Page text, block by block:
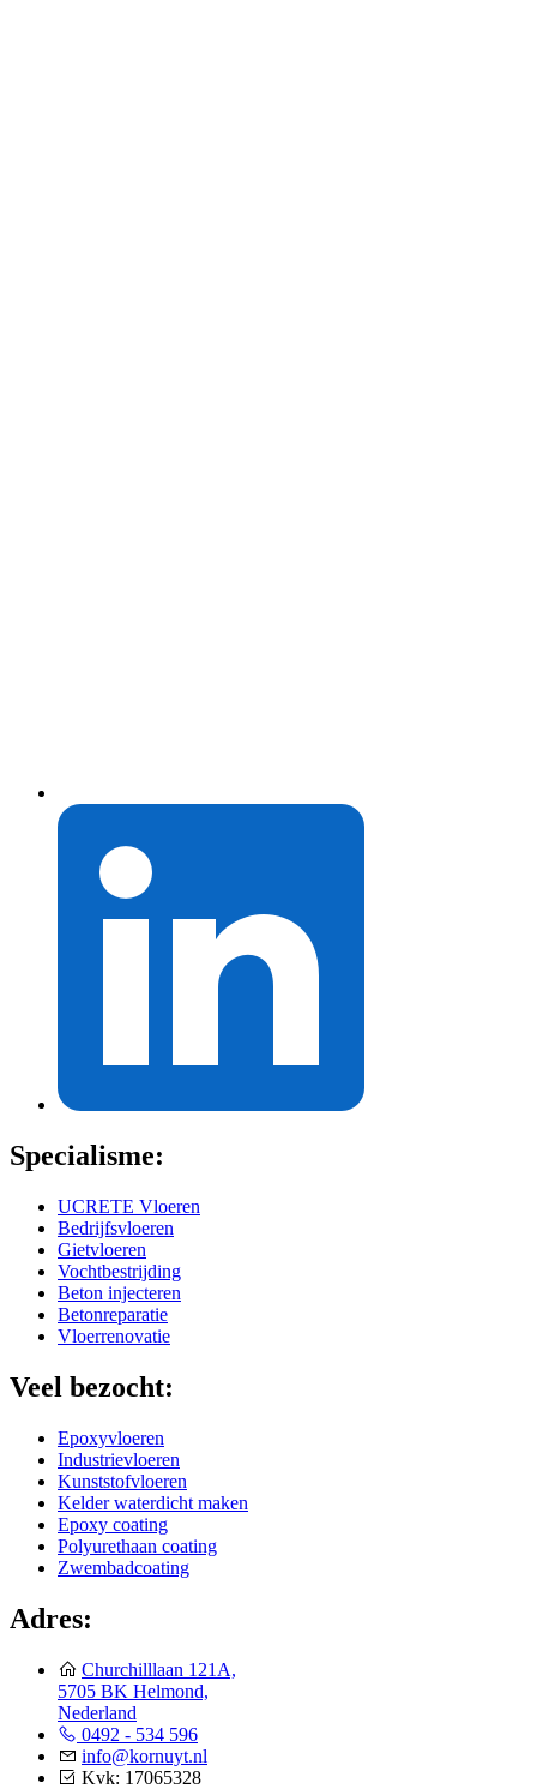
Specialisme:
UCRETE Vloeren
Bedrijfsvloeren
Gietvloeren
Vochtbestrijding
Beton injecteren
Betonreparatie
Vloerrenovatie
Veel bezocht:
Epoxyvloeren
Industrievloeren
Kunststofvloeren
Kelder waterdicht maken
Epoxy coating
Polyurethaan coating
Zwembadcoating
Adres:
Churchilllaan 121A,
5705 BK Helmond,
Nederland
0492 - 534 596
info@kornuyt.nl
Kvk: 17065328